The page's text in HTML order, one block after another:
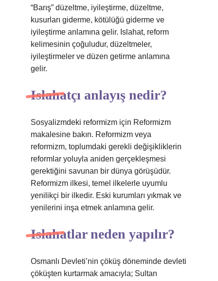
“Barış” düzeltme, iyileştirme, düzeltme,
kusurları giderme, kötülüğü giderme ve
iyileştirme anlamına gelir. Islahat, reform
kelimesinin çoğuludur, düzeltmeler,
iyileştirmeler ve düzen getirme anlamına
gelir.
Islahatçı anlayış nedir?
Sosyalizmdeki reformizm için Reformizm
makalesine bakın. Reformizm veya
reformizm, toplumdaki gerekli değişikliklerin
reformlar yoluyla aniden gerçekleşmesi
gerektiğini savunan bir dünya görüşüdür.
Reformizm ilkesi, temel ilkelerle uyumlu
yenilikçi bir ilkedir. Eski kurumları yıkmak ve
yenilerini inşa etmek anlamına gelir.
Islahatlar neden yapılır?
Osmanlı Devleti’nin çöküş döneminde devleti
çöküşten kurtarmak amacıyla; Sultan